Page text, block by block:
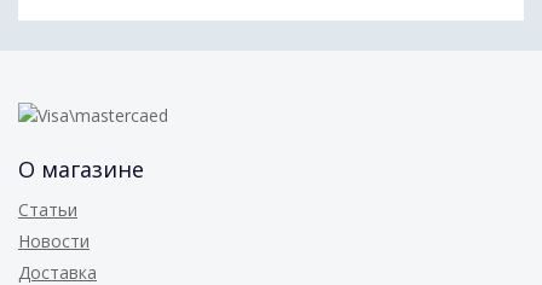
О магазине
Статьи
Новости
Доставка